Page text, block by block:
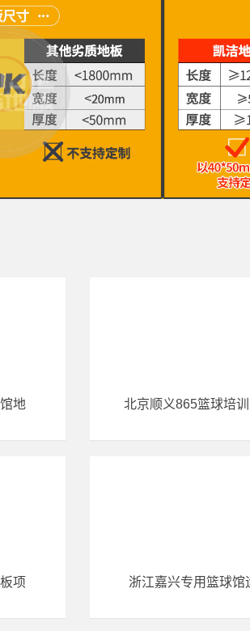
地 北京顺义865篮球培
项 浙江嘉兴专用篮球馆